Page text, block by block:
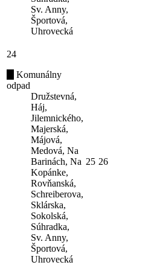
Sv. Anny,
Športová,
Uhrovecká
24
Komunálny
odpad
Družstevná,
Háj,
Jilemnického,
Majerská,
Májová,
Medová, Na
Barinách, Na
Kopánke,
Rovňanská,
Schreiberova,
Sklárska,
Sokolská,
Súhradka,
Sv. Anny,
Športová,
Uhrovecká
25 26